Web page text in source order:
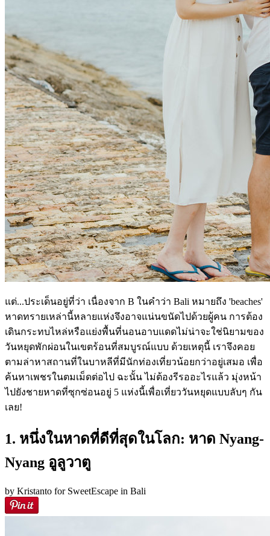
แต่...ประเด็นอยู่ที่ว่า เนื่องจาก B ในคำว่า Bali หมายถึง 'beaches'
หาดทรายเหล่านี้หลายแห่งจึงอาจแน่นขนัดไปด้วยผู้คน การต้อง
เดินกระทบไหล่หรือแย่งพื้นที่นอนอาบแดดไม่น่าจะใช่นิยามของ
วันหยุดพักผ่อนในเขตร้อนที่สมบูรณ์แบบ ด้วยเหตุนี้ เราจึงคอย
ตามล่าหาสถานที่ในบาหลีที่มีนักท่องเที่ยวน้อยกว่าอยู่เสมอ เพื่อ
ค้นหาเพชรในตมเม็ดต่อไป ฉะนั้น ไม่ต้องรีรออะไรแล้ว มุ่งหน้า
ไปยังชายหาดที่ซุกซ่อนอยู่ 5 แห่งนี้เพื่อเที่ยววันหยุดแบบลับๆ กัน
เลย!
1. หนึ่งในหาดที่ดีที่สุดในโลก: หาด Nyang-
Nyang อูลูวาตู
by Kristanto for SweetEscape in Bali